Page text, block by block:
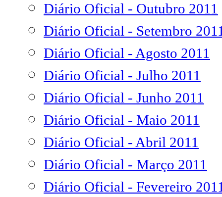
Diário Oficial - Outubro 2011
Diário Oficial - Setembro
Diário Oficial - Agosto 2011
Diário Oficial - Julho 2011
Diário Oficial - Junho 2011
Diário Oficial - Maio 2011
Diário Oficial - Abril 2011
Diário Oficial - Março 2011
Diário Oficial - Fevereiro